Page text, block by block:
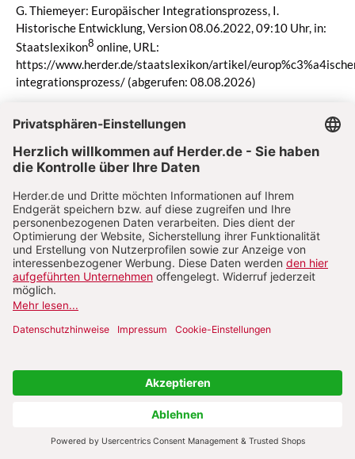
G. Thiemeyer: Europäischer Integrationsprozess, I.
Historische Entwicklung, Version 08.06.2022, 09:10 Uhr, in:
Staatslexikon8 online, URL:
https://www.herder.de/staatslexikon/artikel/
integrationsprozess/ (abgerufen: 08.08.2026)
Lizenz
https://creativecommons.org/licenses/by-nc-nd/4.0/deed.de
II. Immer engerer
Zusammenschluss der
europäischen Völker
ABSCHNITT DRUCKEN
1. Überblick: Konstitutionelle Umsetzung der
Europaidee
E.n I. um das europäische Einigungsprojekt seit dem